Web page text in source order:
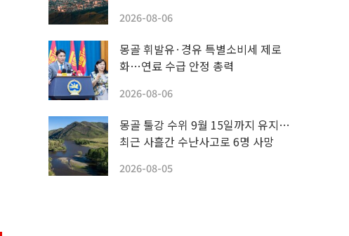
2026-08-06
몽골 휘발유·경유 특별소비세 제로
화…연료 수급 안정 총력
2026-08-06
몽골 툴강 수위 9월 15일까지 유지…
최근 사흘간 수난사고로 6명 사망
2026-08-05